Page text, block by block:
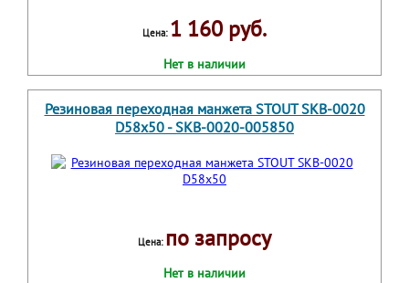
Цена: 1 160 руб.
Нет в наличии
Резиновая переходная манжета STOUT SKB-0020
D58х50 - SKB-0020-005850
Цена: по запросу
Нет в наличии